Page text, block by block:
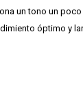
un tono un
óptimo y